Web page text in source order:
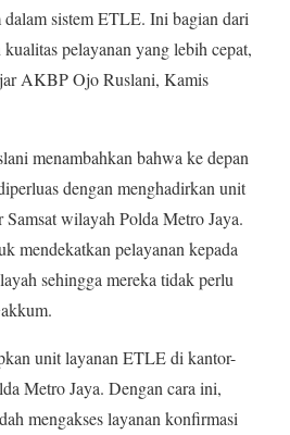
dalam sistem ETLE. Ini bagian dari
pelayanan yang lebih cepat,
AKBP Ojo Ruslani, Kamis
menambahkan bahwa ke depan
dengan menghadirkan unit
wilayah Polda Metro Jaya.
mendekatkan pelayanan kepada
sehingga mereka tidak perlu
unit layanan ETLE di kantor-
Metro Jaya. Dengan cara ini,
mengakses layanan konfirmasi